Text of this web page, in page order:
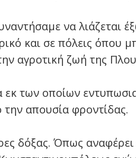
να λιάζεται
και σε πόλεις όπου
αγροτική ζωή της
των οποίων
την απουσία φροντίδας.
δόξας. Όπως